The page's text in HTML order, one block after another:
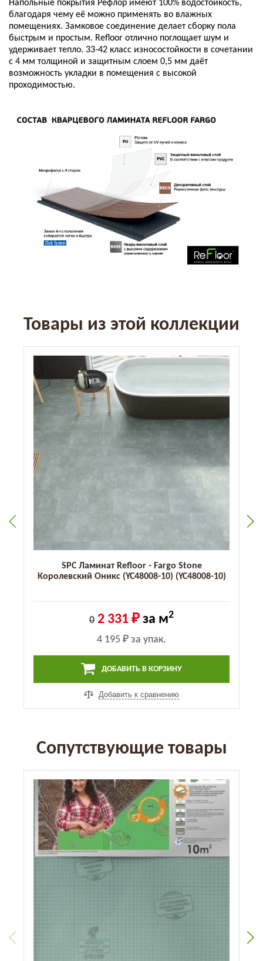
Напольные покрытия Рефлор имеют 100% водостойкость,
благодаря чему её можно применять во влажных
помещениях. Замковое соединение делает сборку пола
быстрым и простым. Refloor отлично поглощает шум и
удерживает тепло. 33-42 класс износостойкости в сочетании
с 4 мм толщиной и защитным слоем 0,5 мм даёт
возможность укладки в помещения с высокой
проходимостью.
Товары из этой коллекции
SPC Ламинат Refloor - Fargo Stone
Королевский Оникс (YC48008-10) (YC48008-10)
0 2 331 ₽ за м2
4 195 ₽ за упак.
ДОБАВИТЬ В КОРЗИНУ
Добавить к сравнению
Сопутствующие товары